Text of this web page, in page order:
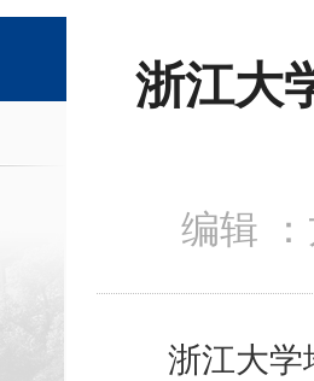
浙江大
编辑 ：
浙江大学